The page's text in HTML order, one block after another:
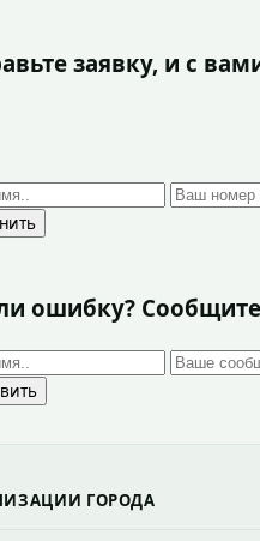
заявку, и с
ошибку?
ГОРОДА